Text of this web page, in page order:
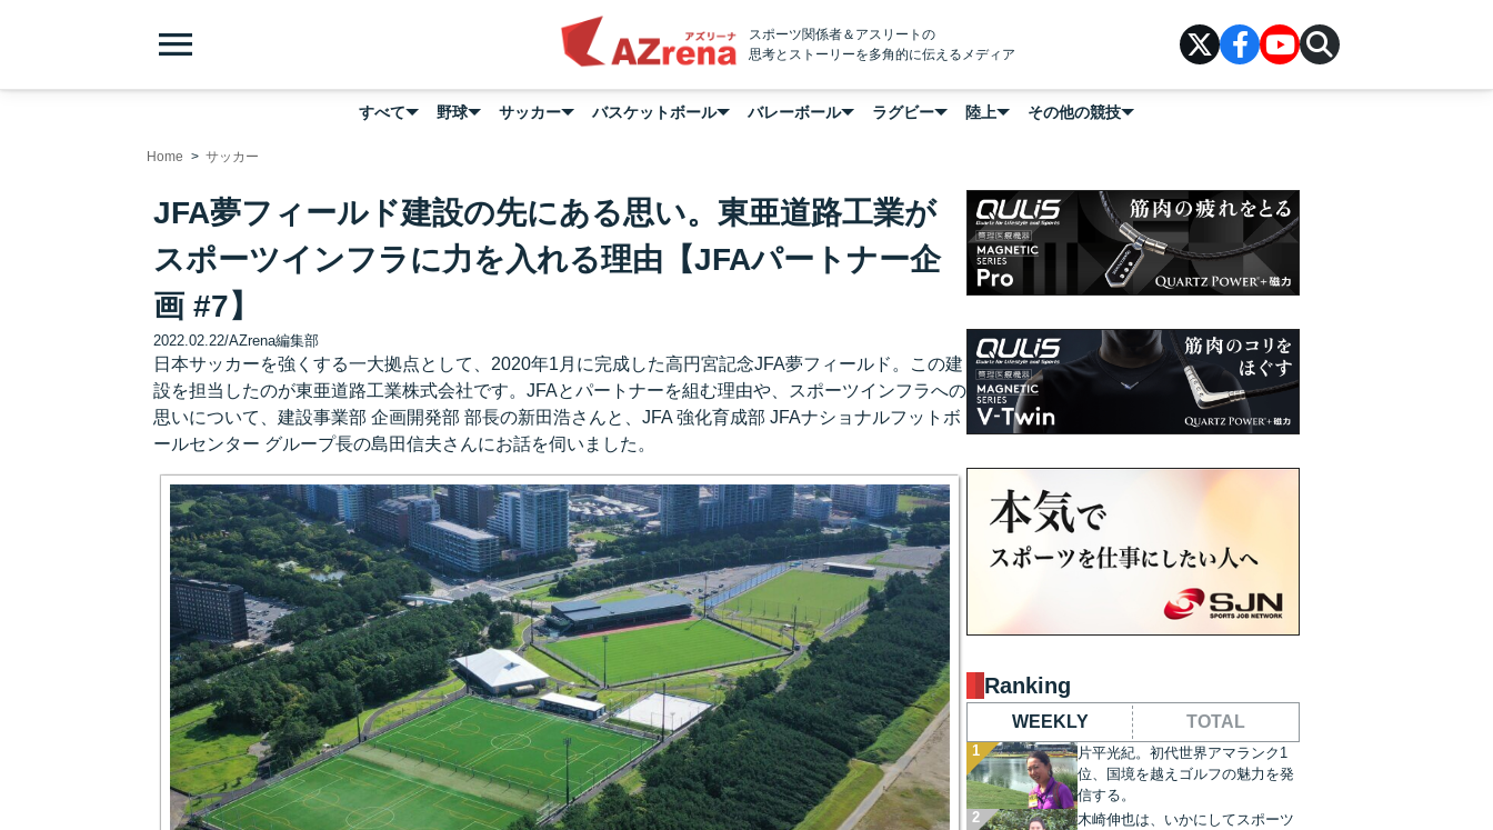
menu AZrena
スポーツ関係者＆アスリートの
思考とストーリーを多角的に伝えるメディア
すべて 野球 サッカー バスケットボール バレーボール ラグビー 陸上 その他の競技
Home サッカー
JFA夢フィールド建設の先にある思い。東亜道路工業が
スポーツインフラに力を入れる理由【JFAパートナー企
画 #7】
2022.02.22/AZrena編集部
日本サッカーを強くする一大拠点として、2020年1月に完成した高円宮記念JFA夢フィールド。この建
設を担当したのが東亜道路工業株式会社です。JFAとパートナーを組む理由や、スポーツインフラへの
思いについて、建設事業部 企画開発部 部長の新田浩さんと、JFA 強化育成部 JFAナショナルフットボ
ールセンター グループ長の島田信夫さんにお話を伺いました。
Ranking
WEEKLY TOTAL
片平光紀。初代世界アマランク1
位、国境を越えゴルフの魅力を発
信する。
木崎伸也は、いかにしてスポーツ